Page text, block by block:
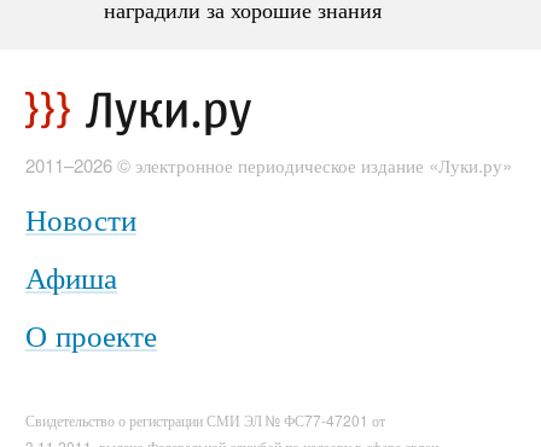
наградили за хорошие знания
наградили за хорошие знания
2011–2026 © электронное периодическое издание «Луки.ру»
Новости
Афиша
О проекте
Свидетельство о регистрации СМИ ЭЛ № ФС77-47201 от